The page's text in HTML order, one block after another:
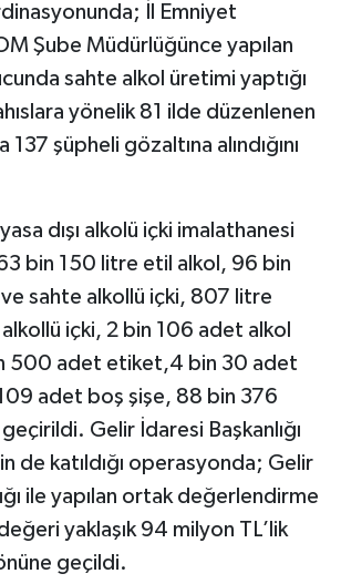
İl Emniyet
Şube Müdürlüğünce yapılan
sahte alkol üretimi yaptığı
yönelik 81 ilde düzenlenen
şüpheli gözaltına alındığını
dışı alkolü içki imalathanesi
bin 150 litre etil alkol, 96 bin
sahte alkollü içki, 807 litre
içki, 2 bin 106 adet alkol
500 adet etiket,4 bin 30 adet
adet boş şişe, 88 bin 376
Gelir İdaresi Başkanlığı
de katıldığı operasyonda; Gelir
ile yapılan ortak değerlendirme
yaklaşık 94 milyon TL’lik
geçildi.